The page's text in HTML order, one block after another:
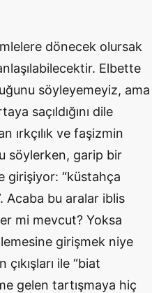
dönecek olursak
Elbette
söyleyemeyiz, ama
saçıldığını dile
ırkçılık ve faşizmin
söylerken, garip bir
girişiyor: “küstahça
Acaba bu aralar iblis
mi mevcut? Yoksa
girişmek niye
çıkışları ile “biat
gelen tartışmaya hiç